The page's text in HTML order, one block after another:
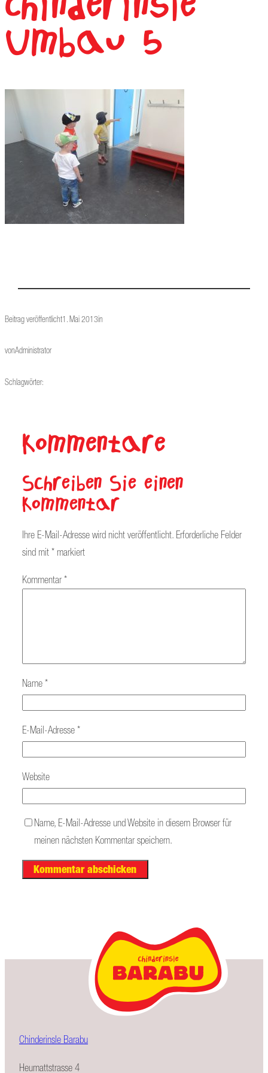
Umbau 5
Beitrag veröffentlicht1. Mai 2013in
vonAdministrator
Schlagwörter:
Kommentare
Schreiben Sie einen
Kommentar
Ihre E-Mail-Adresse wird nicht veröffentlicht. Erforderliche Felder
sind mit *markiert
Kommentar*
Name *
E-Mail-Adresse *
Website
Name, E-Mail-Adresse und Website in diesem Browser für
meinen nächsten Kommentar speichern.
Chinderinsle Barabu
Heumattstrasse 4